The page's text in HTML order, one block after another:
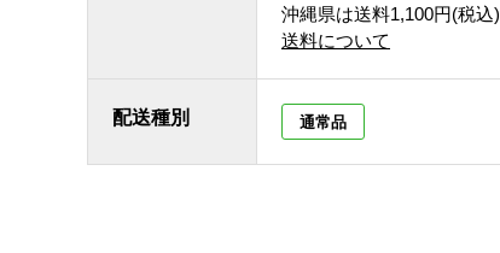
沖縄県は送料1,100円(税込
送料について
配送種別 通常品